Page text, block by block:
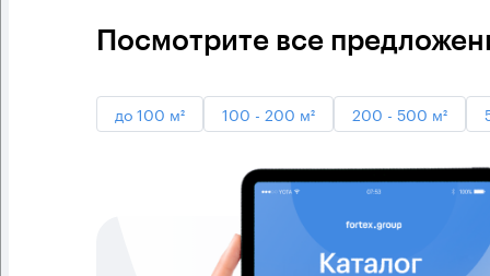
Посмотрите все
до 100 м² 100 - 200 м² 200 - 500 м²